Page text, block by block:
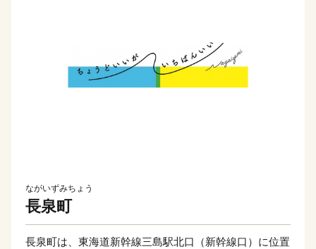
ながいずみちょう
長泉町
長泉町は、東海道新幹線三島駅北口（新幹線口）に位置